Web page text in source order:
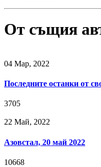
От същия
04 Мар, 2022
Последните останки от
3705
22 Май, 2022
Азовстал, 20 май 2022
10668